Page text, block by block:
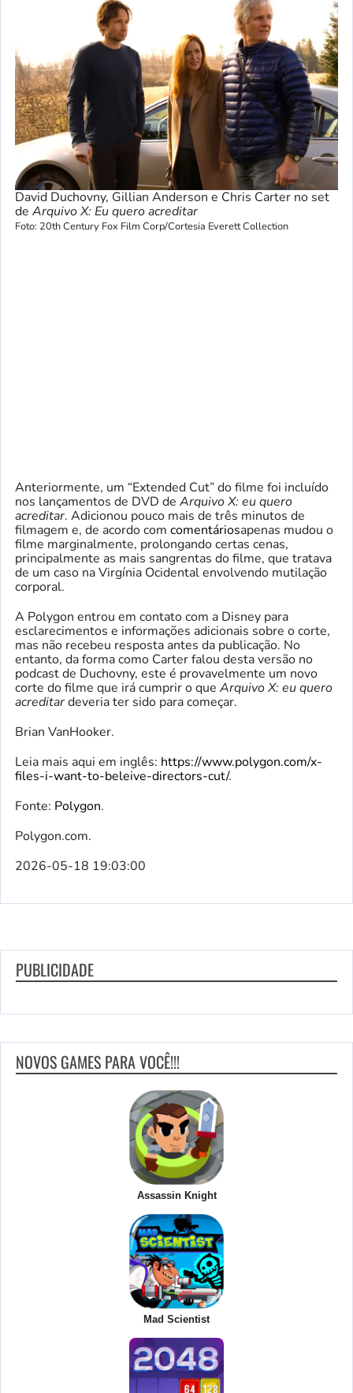
David Duchovny, Gillian Anderson e Chris Carter no set
de Arquivo X: Eu quero acreditar
Foto: 20th Century Fox Film Corp/Cortesia Everett Collection
Anteriormente, um “Extended Cut” do filme foi incluído
nos lançamentos de DVD de Arquivo X: eu quero
acreditar. Adicionou pouco mais de três minutos de
filmagem e, de acordo com comentáriosapenas mudou o
filme marginalmente, prolongando certas cenas,
principalmente as mais sangrentas do filme, que tratava
de um caso na Virgínia Ocidental envolvendo mutilação
corporal.
A Polygon entrou em contato com a Disney para
esclarecimentos e informações adicionais sobre o corte,
mas não recebeu resposta antes da publicação. No
entanto, da forma como Carter falou desta versão no
podcast de Duchovny, este é provavelmente um novo
corte do filme que irá cumprir o que Arquivo X: eu quero
acreditardeveria ter sido para começar.
Brian VanHooker.
Leia mais aqui em inglês: https://www.polygon.com/x-
files-i-want-to-beleive-directors-cut/.
Fonte: Polygon.
Polygon.com.
2026-05-18 19:03:00
PUBLICIDADE
NOVOS GAMES PARA VOCÊ!!!
Assassin Knight
Mad Scientist